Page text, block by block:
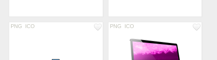
PNG ICO PNG ICO